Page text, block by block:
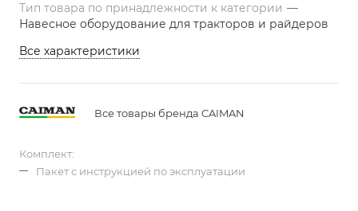
Тип товара по принадлежности к категории —
Навесное оборудование для тракторов и райдеров
Все характеристики
Все товары бренда CAIMAN
Комплект:
Пакет с инструкцией по эксплуатации